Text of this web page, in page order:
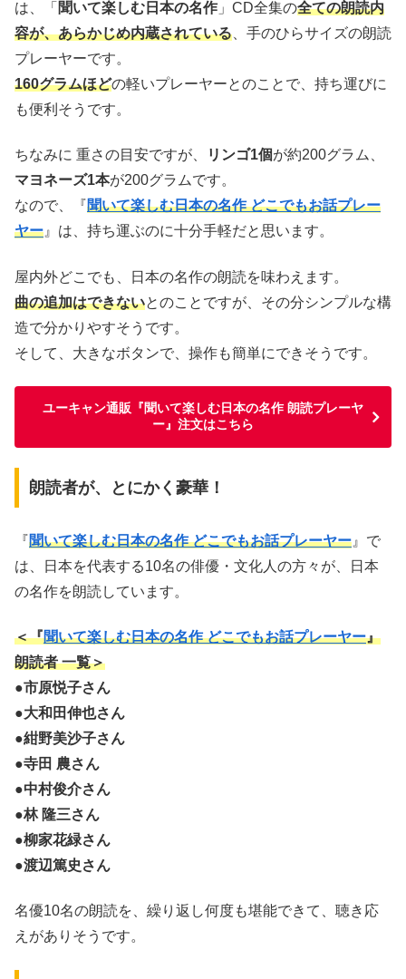
は、「 聞いて楽しむ日本の名作 」CD全集の全ての朗読内
容が、あらかじめ内蔵されている 、手のひらサイズの朗読
プレーヤーです。
160グラムほどの軽いプレーヤーとのことで、持ち運びに
も便利そうです。
ちなみに 重さの目安ですが、 リンゴ1個が約200グラム、
マヨネーズ1本が200グラムです。
なので、『聞いて楽しむ日本の名作 どこでもお話プレー
ヤー 』は、持ち運ぶのに十分手軽だと思います。
屋内外どこでも、日本の名作の朗読を味わえます。
曲の追加はできないとのことですが、その分シンプルな構
造で分かりやすそうです。
そして、大きなボタンで、操作も簡単にできそうです。
ユーキャン通販『聞いて楽しむ日本の名作 朗読プレーヤ
ー』注文はこちら
朗読者が、とにかく豪華！
『聞いて楽しむ日本の名作 どこでもお話プレーヤー 』で
は、日本を代表する10名の俳優・文化人の方々が、日本
の名作を朗読しています。
＜『聞いて楽しむ日本の名作 どこでもお話プレーヤー』
朗読者 一覧＞
●市原悦子さん
●大和田伸也さん
●紺野美沙子さん
●寺田 農さん
●中村俊介さん
●林 隆三さん
●柳家花緑さん
●渡辺篤史さん
名優10名の朗読を、繰り返し何度も堪能できて、聴き応
えがありそうです。